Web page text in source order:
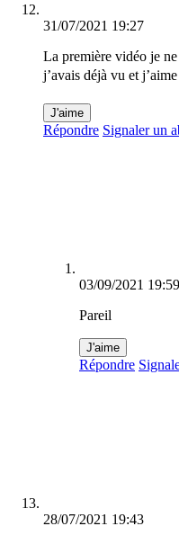
31/07/2021 19:27
La première vidéo je
j’avais déjà vu et
J'aime
Répondre Signaler un
03/09/2021 19:59
Pareil
J'aime
Répondre
28/07/2021 19:43